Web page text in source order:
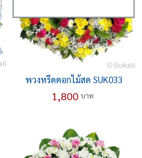
พวงหรีดดอกไม้สด SUK033
1,800 บาท